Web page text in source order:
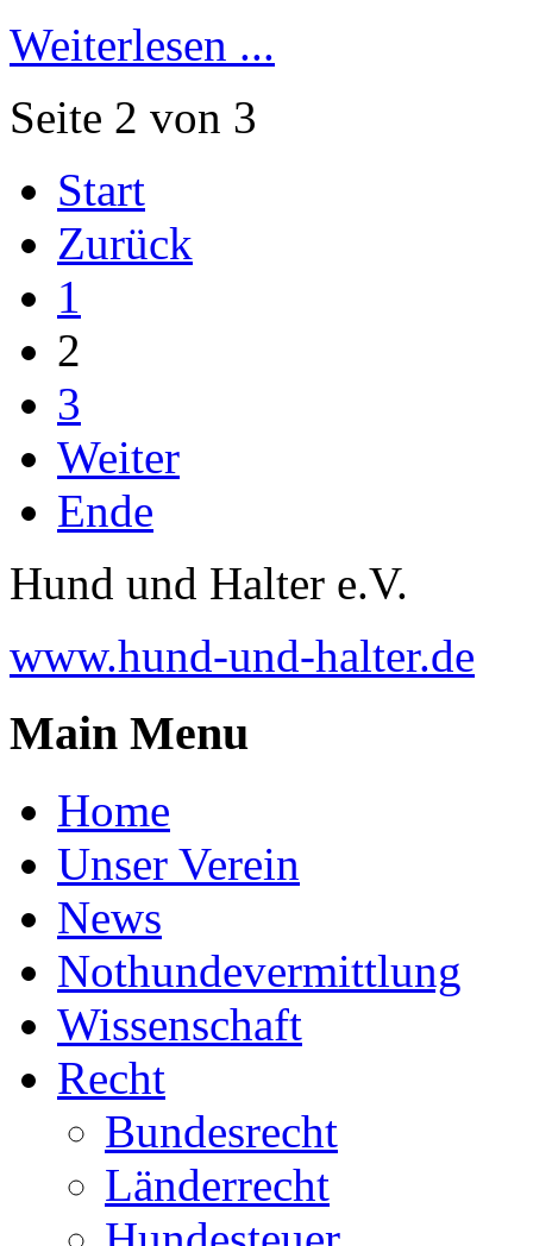
Weiterlesen ...
Seite 2 von 3
Start
Zurück
1
2
3
Weiter
Ende
Hund und Halter e.V.
www.hund-und-halter.de
Main Menu
Home
Unser Verein
News
Nothundevermittlung
Wissenschaft
Recht
Bundesrecht
Länderrecht